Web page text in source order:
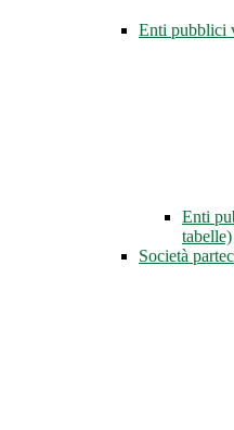
Enti pubblici
Enti
tabelle)
Società